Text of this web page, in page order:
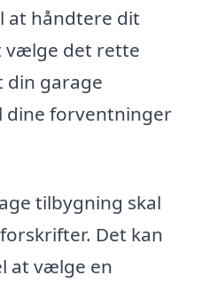
at håndtere dit
vælge det rette
din garage
dine forventninger
tilbygning skal
Det kan
at vælge en